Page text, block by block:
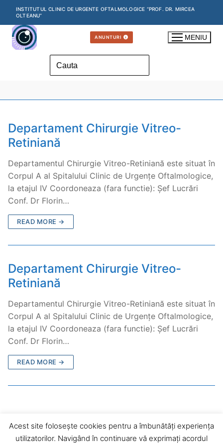
content
INSTITUTUL CLINIC DE URGENTE OFTALMOLOGICE “PROF. DR. MIRCEA
OLTEANU”
ANUNTURI MENIU
Search
for:
Departament Chirurgie Vitreo-
Retiniană
Departamentul Chirurgie Vitreo-Retiniană este situat în
Corpul A al Spitalului Clinic de Urgențe Oftalmologice,
la etajul IV Coordoneaza (fara functie): Șef Lucrări
Conf. Dr Florin…
READ MORE →
Departament Chirurgie Vitreo-
Retiniană
Departamentul Chirurgie Vitreo-Retiniană este situat în
Corpul A al Spitalului Clinic de Urgențe Oftalmologice,
la etajul IV Coordoneaza (fara functie): Șef Lucrări
Conf. Dr Florin…
READ MORE →
Copyright © 2026 Institutul Clinic de Urgențe Oftalmologice
Acest site folosește cookies pentru a îmbunătăți experiența
utilizatorilor. Navigând în continuare vă exprimați acordul